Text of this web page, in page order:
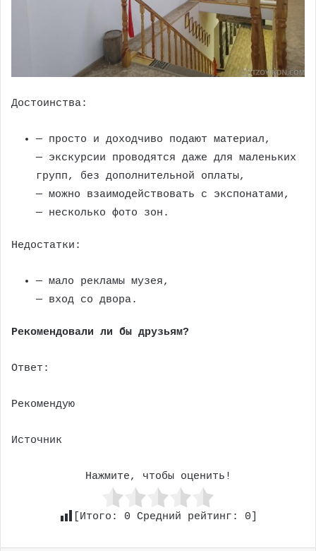
Достоинства:
— просто и доходчиво подают материал,
— экскурсии проводятся даже для маленьких
групп, без дополнительной оплаты,
— можно взаимодействовать с экспонатами,
— несколько фото зон.
Недостатки:
— мало рекламы музея,
— вход со двора.
Рекомендовали ли бы друзьям?
Ответ:
Рекомендую
Источник
Нажмите, чтобы оценить!
[Итого: 0 Средний рейтинг: 0